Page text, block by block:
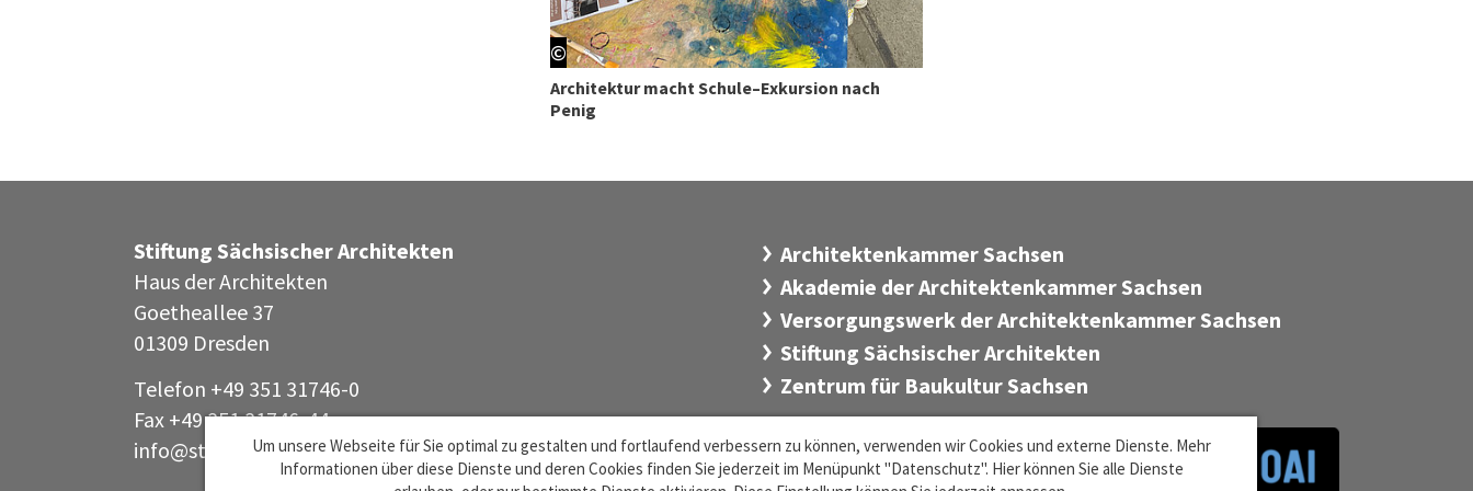
Architektur macht Schule–Exkursion nach
Penig
©
Stiftung Sächsischer Architekten
Haus der Architekten
Goetheallee 37
01309 Dresden
Telefon +49 351 31746-0
Fax +49 351 31746-44
info@stiftung-saechsischer-architekten· de
Architektenkammer Sachsen
Akademie der Architektenkammer Sachsen
Versorgungswerk der Architektenkammer Sachsen
Stiftung Sächsischer Architekten
Zentrum für Baukultur Sachsen
Um unsere Webseite für Sie optimal zu gestalten und fortlaufend verbessern zu können, verwenden wir Cookies und externe Dienste. Mehr
Informationen über diese Dienste und deren Cookies finden Sie jederzeit im Menüpunkt "Datenschutz". Hier können Sie alle Dienste